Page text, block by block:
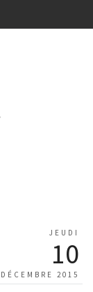
JEUDI
10
DÉCEMBRE 2015